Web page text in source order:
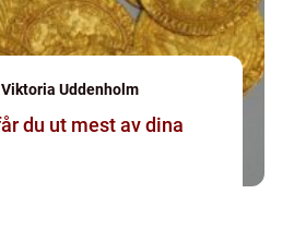
Viktoria Uddenholm